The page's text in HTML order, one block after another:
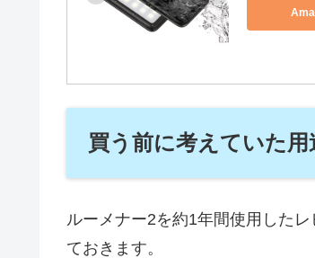
買う前に考えていた用
ルーメナー2を約1年間使用した
ておきます。